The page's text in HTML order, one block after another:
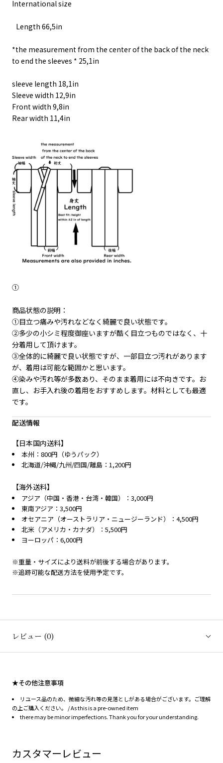
International size
Length 66,5in
*the measurement from the center of the back of the neck
to end the sleeves * 25,1in
sleeve length 18,1in
Sleeve width 12,9in
Front width 9,8in
Rear width 11,4in
①
商品状態の説明：
①目立つ痛みや汚れなどなく綺麗で良い状態です。
②多少の小シミ程度御座いますが酷く目立つものではなく、十
分着用して頂けます。
③全体的に綺麗で良い状態ですが、一部目立つ汚れがあります
が、着用は可能な範囲かと思います。
④染みや汚れ等が多数あり、そのまま着用には不向きです。お
直し、お手入れ後の着用をおすすめします。材料としても最適
です。
配送情報
【日本国内送料】
本州：800円（ゆうパック）
北海道/沖縄/九州/四国/離島：1,200円
【海外送料】
アジア（中国・香港・台湾・韓国）：3,000円
東南アジア：3,500円
オセアニア（オーストラリア・ニュージーランド）：4,500円
北米（アメリカ・カナダ）：5,500円
ヨーロッパ：6,000円
※重量・サイズにより送料が前後する場合があります。
※追跡可能な配送方法を使用予定です。
レビュー (0)
★その他注意事項
リユース品のため、微細な汚れ等の見落としがある場合がございます。ご理解
の上ご購入ください。 / As this is a pre-owned item
there may be minor imperfections. Thank you for your understanding.
カスタマーレビュー